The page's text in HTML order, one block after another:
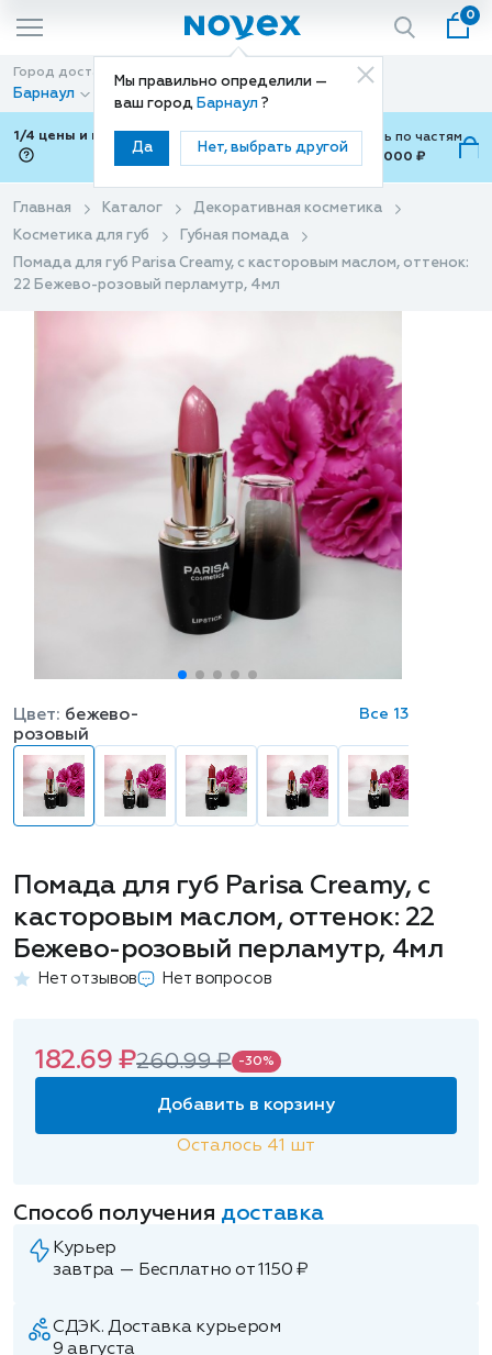
Мы правильно определили —
ваш город Барнаул ?
Да Нет, выбрать другой
0
Город доставки
Барнаул
Способ доставки
Доставка
1/4 цены и покупки ваши с Подели
Можно оплатить по частям
от 700 ₽ до 15,000 ₽
Главная Каталог
Декоративная косметика
Косметика для губ
Губная помада
Помада для губ Parisa Creamy, с касторовым маслом, оттенок:
22 Бежево-розовый перламутр, 4мл
Помада для губ Parisa Creamy, с
касторовым маслом, оттенок: 22
Бежево-розовый перламутр, 4мл
Нет отзывов Нет вопросов
Цвет: бежево-
розовый
Все 13
182.69 ₽260.99 ₽ -30%
Добавить в корзину
Осталось 41 шт
Способ получения доставка
Курьер
завтра — Бесплатно от 1150 ₽
СДЭК. Доставка курьером
9 августа